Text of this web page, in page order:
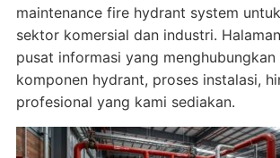
maintenance fire hydrant system
sektor komersial dan industri.
pusat informasi yang menghubungkan
komponen hydrant, proses instalasi,
profesional yang kami sediakan.